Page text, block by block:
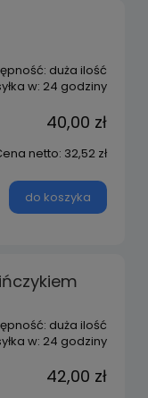
duża ilość
w: 24 godziny
40,00 zł
netto: 32,52 zł
do koszyka
duża ilość
w: 24 godziny
42,00 zł